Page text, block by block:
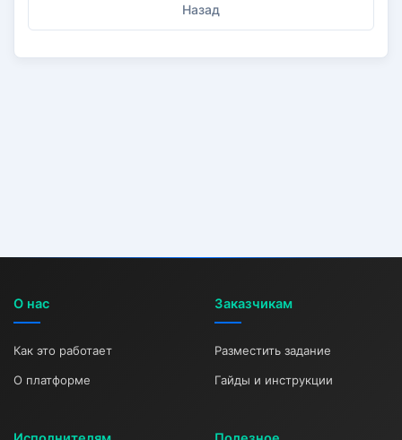
Назад
О нас
Как это работает
О платформе
Заказчикам
Разместить задание
Гайды и инструкции